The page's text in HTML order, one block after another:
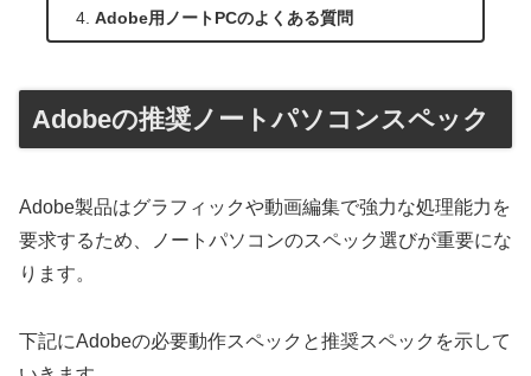
Adobe用ノートPCのよくある質問
Adobeの推奨ノートパソコンスペック
Adobe製品はグラフィックや動画編集で強力な処理能力を
要求するため、ノートパソコンのスペック選びが重要にな
ります。
下記にAdobeの必要動作スペックと推奨スペックを示して